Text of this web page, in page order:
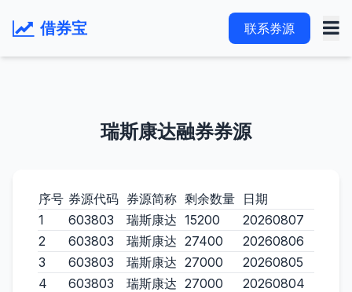
借券宝 联系券源
瑞斯康达融券券源
序号 券源代码 券源简称 剩余数量 日期
1
603803 瑞斯康达 15200
20260807
2
603803 瑞斯康达 27400
20260806
3
603803 瑞斯康达 27000
20260805
4
603803 瑞斯康达 27000
20260804